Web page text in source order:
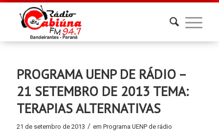
PROGRAMA UENP DE RÁDIO –
21 SETEMBRO DE 2013 TEMA:
TERAPIAS ALTERNATIVAS
21 de setembro de 2013 / em Programa UENP de rádio